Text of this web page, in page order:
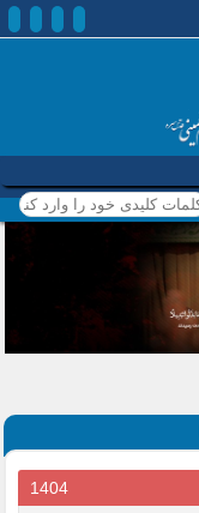
کلمات کلیدی خود را وارد
کنید
1404